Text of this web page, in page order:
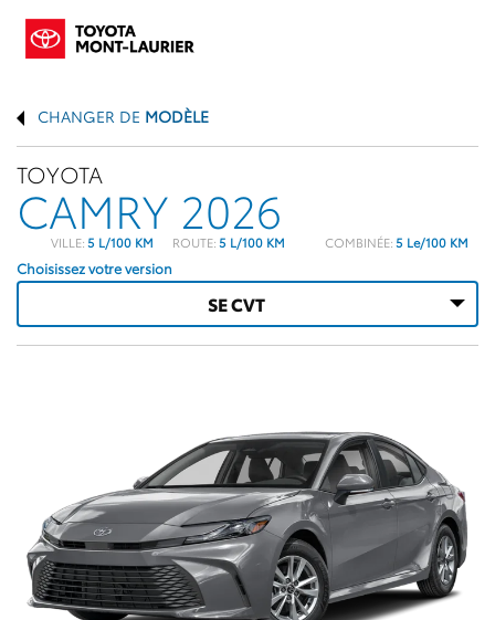
CHANGER DE MODÈLE
TOYOTA
CAMRY 2026
VILLE:5 L/100 KM ROUTE:5 L/100 KM COMBINÉE:5 Le/100 KM
Choisissez votre version
SE CVT